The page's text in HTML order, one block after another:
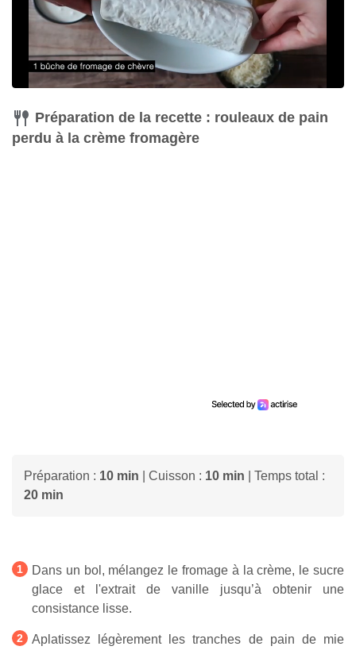
Préparation de la recette : rouleaux de pain
perdu à la crème fromagère
Préparation : 10 min | Cuisson : 10 min | Temps total :
20 min
Dans un bol, mélangez le fromage à la crème, le sucre
glace et l'extrait de vanille jusqu’à obtenir une
consistance lisse.
Aplatissez légèrement les tranches de pain de mie